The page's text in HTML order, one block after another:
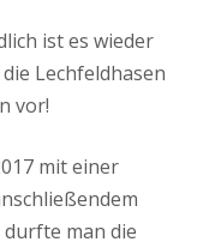
ist es wieder
Lechfeldhasen
vor!
mit einer
man die